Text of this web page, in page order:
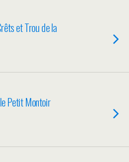
et Trou de la
Petit Montoir